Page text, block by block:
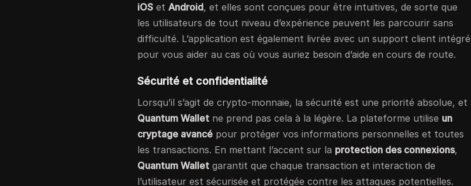
iOS etAndroid, et elles sont conçues pour être intuitives, de sorte que
les utilisateurs de tout niveau d’expérience peuvent les parcourir sans
difficulté. L’application est également livrée avec un support client intégré
pour vous aider au cas où vous auriez besoin d’aide en cours de route.
Sécurité et confidentialité
Lorsqu’il s’agit de crypto-monnaie, la sécurité est une priorité absolue, et
Quantum Wallet ne prend pas cela à la légère. La plateforme utilise un
cryptage avancé pour protéger vos informations personnelles et toutes
les transactions. En mettant l’accent sur la protection des connexions,
Quantum Wallet garantit que chaque transaction et interaction de
l’utilisateur est sécurisée et protégée contre les attaques potentielles.